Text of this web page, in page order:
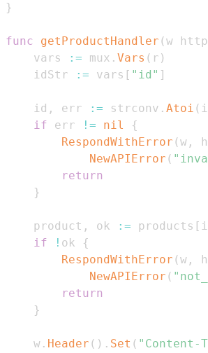
}
func getProductHandler (w http
	vars
:= mux . Vars ( r )
	idStr
:= vars [ "id" ]
	id
, err := strconv . Atoi (
if err != nil
{
RespondWithError (w ,
NewAPIError (
return
}
	product
, ok := products [
if
! ok
{
RespondWithError (w ,
NewAPIError (
return
}
	w
. Header ( ) . Set ( "Content-